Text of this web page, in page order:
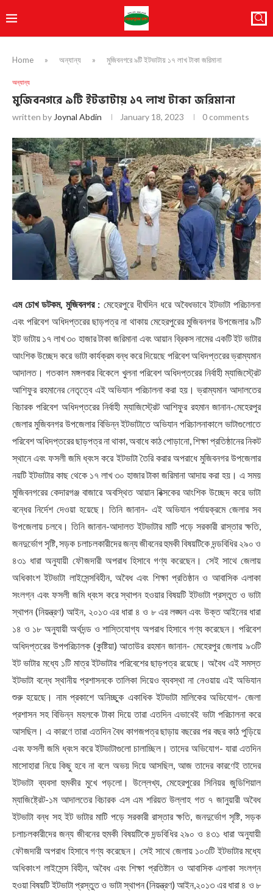
Home » অন্যান্য » মুজিবনগরে ৯টি ইটভাটায় ১৭ লাখ টাকা জরিমানা
অন্যান্য
মুজিবনগরে ৯টি ইটভাটায় ১৭ লাখ টাকা জরিমানা
written by Joynal Abdin January 18, 2023 0 comments
এম চোখ ডটকম, মুজিবনগর : মেহেরপুরে ধীর্ঘদিন ধরে অবৈধভাবে ইটভাটা পরিচালনা
এবং পরিবেশ অধিদপ্তরের ছাড়পত্র না থাকায় মেহেরপুরের মুজিবনগর উপজেলার ৯টি
ইট ভাটায় ১৭ লাখ ৩০ হাজার টাকা জরিমানা এবং আয়ান ব্রিকস নামের একটি ইট ভাটার
আংশিক উচ্ছেদ করে ভাটা কার্যক্রম বন্ধ করে দিয়েছে পরিবেশ অধিদপ্তরের ভ্রাম্যমান
আদালত। গতকাল মঙ্গলবার বিকেলে খুলনা পরিবেশ অধিদপ্তরের নির্বাহী ম্যাজিস্ট্রেট
আশিফুর রহমানের নেতৃত্বে এই অভিযান পরিচালনা করা হয়। ভ্রাম্যমান আদালতের
বিচারক পরিবেশ অধিদপ্তরের নির্বাহী ম্যাজিস্ট্রেট আশিফুর রহমান জানান-মেহেরপুর
জেলার মুজিবনগর উপজেলার বিভিন্ন ইটভাটাতে অভিযান পরিচালনাকালে ভাটাগুলোতে
পরিবেশ অধিদপ্তরের ছাড়পত্র না থাকা, অবাধে কাঠ পোড়ানো, শিক্ষা প্রতিষ্ঠানের নিকট
স্থানে এবং ফসলী জমি ধ্বংস করে ইটভাটা তৈরি করার অপরাধে মুজিবনগর উপজেলার
নয়টি ইটভাটার কাছ থেকে ১৭ লাখ ৩০ হাজার টাকা জরিমানা আদায় করা হয়। এ সময়
মুজিবনগরের কেদারগঞ্জ বাজারে অবস্থিত আয়ান বিক্সকের আংশিক উচ্ছেদ করে ভাটা
বন্ধের নির্দেশ দেওয়া হয়েছে। তিনি জানান- এই অভিযান পর্যায়ক্রমে জেলার সব
উপজেলায় চলবে। তিনি জানান-আদালত ইটভাটার মাটি পড়ে সরকারী রাস্তার ক্ষতি,
জনদুর্ভোগ সৃষ্টি, সড়ক চলাচলকারীদের জন্য জীবনের হুমকী বিষয়টিকে দন্ডবিধির ২৯০ ও
৪৩১ ধারা অনুযায়ী ফৌজদারী অপরাধ হিসাবে গণ্য করেছেন। সেই সাথে জেলায়
অধিকাংশ ইটভাটা লাইসেন্সবিহীন, অবৈধ এবং শিক্ষা প্রতিষ্ঠান ও আবাসিক এলাকা
সংলগ্ন এবং ফসলী জমি ধ্বংস করে স্থাপন হওয়ার বিষয়টি ইটভাটা প্রস্তুত ও ভাটা
স্থাপন (নিয়ন্ত্রণ) আইন, ২০১৩ এর ধারা ৪ ও ৮ এর লঙ্ঘন এবং উক্ত আইনের ধারা
১৪ ও ১৮ অনুযায়ী অর্থদন্ড ও শাস্তিযোগ্য অপরাধ হিসাবে গণ্য করেছেন। পরিবেশ
অধিদপ্তরের উপপরিচালক (কুষ্টিয়া) আতাউর রহমান জানান- মেহেরপুর জেলায় ৯৩টি
ইট ভাটার মধ্যে ১টি মাত্র ইটভাটার পরিবেশের ছাড়পত্র রয়েছে। অবৈধ এই সমস্ত
ইটভাটা বন্ধে স্থানীয় প্রশাসনকে তালিকা দিয়েও ব্যবস্থা না নেওয়ায় এই অভিযান
শুরু হয়েছে। নাম প্রকাশে অনিচ্ছুক একাধিক ইটভাটা মালিকের অভিযোগ- জেলা
প্রশাসন সহ বিভিন্ন মহলকে টাকা দিয়ে তারা এতদিন এভাবেই ভাটা পরিচালনা করে
আসছিল। এ কারণে তারা এতদিন বৈধ কাগজপত্র ছাড়ায় বছরের পর বছর কাঠ পুড়িয়ে
এবং ফসলী জমি ধ্বংস করে ইটভাটাগুলো চালাচ্ছিল। তাদের অভিযোগ- যারা এতদিন
মাসোহারা নিয়ে কিছু হবে না বলে অভয় দিয়ে আসছিল, আজ তাদের কারণেই তাদের
ইটভাটা ব্যবসা হুমকীর মুখে পড়লো। উল্লেখ্য, মেহেরপুরের সিনিয়র জুডিশিয়াল
ম্যাজিষ্ট্রেট-১ম আদালতের বিচারক এস এম শরিয়ত উল্লাহ গত ৭ জানুয়ারী অবৈধ
ইটভাটা বন্ধ সহ ইট ভাটার মাটি পড়ে সরকারী রাস্তার ক্ষতি, জনদুর্ভোগ সৃষ্টি, সড়ক
চলাচলকারীদের জন্য জীবনের হুমকী বিষয়টিকে দন্ডবিধির ২৯০ ও ৪৩১ ধারা অনুযায়ী
ফৌজদারী অপরাধ হিসাবে গণ্য করেছেন। সেই সাথে জেলায় ১০৩টি ইটভাটার মধ্যে
অধিকাংশ লাইসেন্স বিহীন, অবৈধ এবং শিক্ষা প্রতিষ্টান ও আবাসিক এলাকা সংলগ্ন
হওয়া বিষয়টি ইটভাটা প্রস্তুত ও ভাটা স্থাপন (নিয়ন্ত্রণ) আইন,২০১৩ এর ধারা ৪ ও ৮